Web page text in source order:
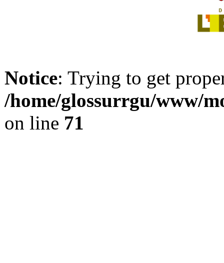
Notice: Trying to get
/home/glossurrgu/www/
on line 71